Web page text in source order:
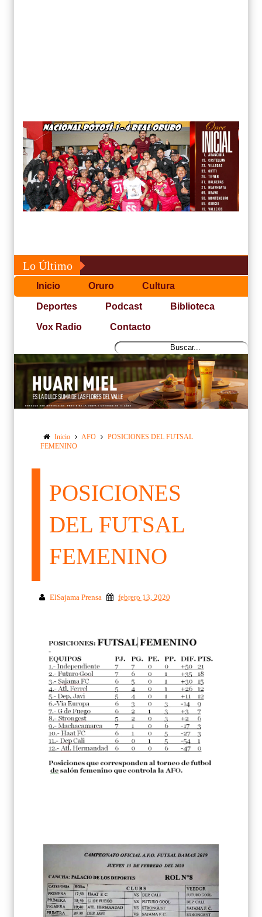
Lo Último
Inicio Oruro Cultura
Deportes Podcast Biblioteca
Vox Radio Contacto
Inicio AFO
POSICIONES DEL FUTSAL
FEMENINO
POSICIONES
DEL FUTSAL
FEMENINO
ElSajama Prensa febrero 13, 2020